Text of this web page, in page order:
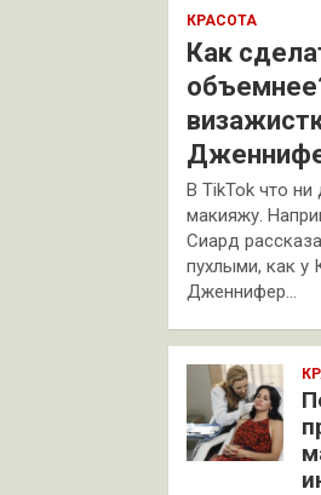
КРАСОТА
Как
В TikTok что
макияжу.
Сиард
пухлыми, как у
Дженнифер…